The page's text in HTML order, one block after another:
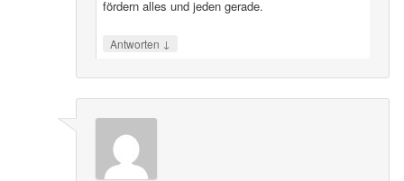
fördern alles und jeden gerade.
Antworten ↓